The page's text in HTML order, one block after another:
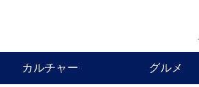
カルチャー グルメ